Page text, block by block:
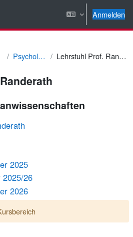
Anmelden
Psychologie Lehrstuhl Prof. Randerath
2025
26
2026